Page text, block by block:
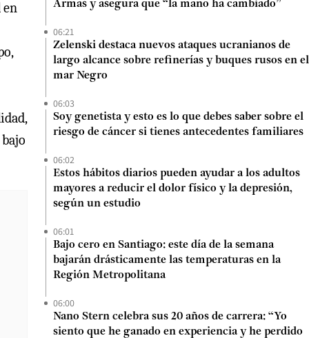
en
Armas y asegura que “la mano ha cambiado”
06:21
Zelenski destaca nuevos ataques ucranianos de
largo alcance sobre refinerías y buques rusos en el
mar Negro
06:03
Soy genetista y esto es lo que debes saber sobre el
riesgo de cáncer si tienes antecedentes familiares
06:02
Estos hábitos diarios pueden ayudar a los adultos
mayores a reducir el dolor físico y la depresión,
según un estudio
06:01
Bajo cero en Santiago: este día de la semana
bajarán drásticamente las temperaturas en la
Región Metropolitana
06:00
Nano Stern celebra sus 20 años de carrera: “Yo
siento que he ganado en experiencia y he perdido